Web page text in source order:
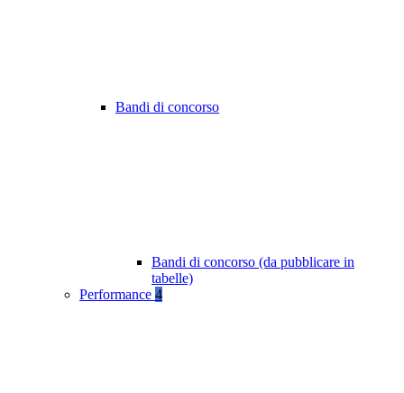
Bandi di concorso
Bandi di concorso (da pubblicare in
tabelle)
Performance 4